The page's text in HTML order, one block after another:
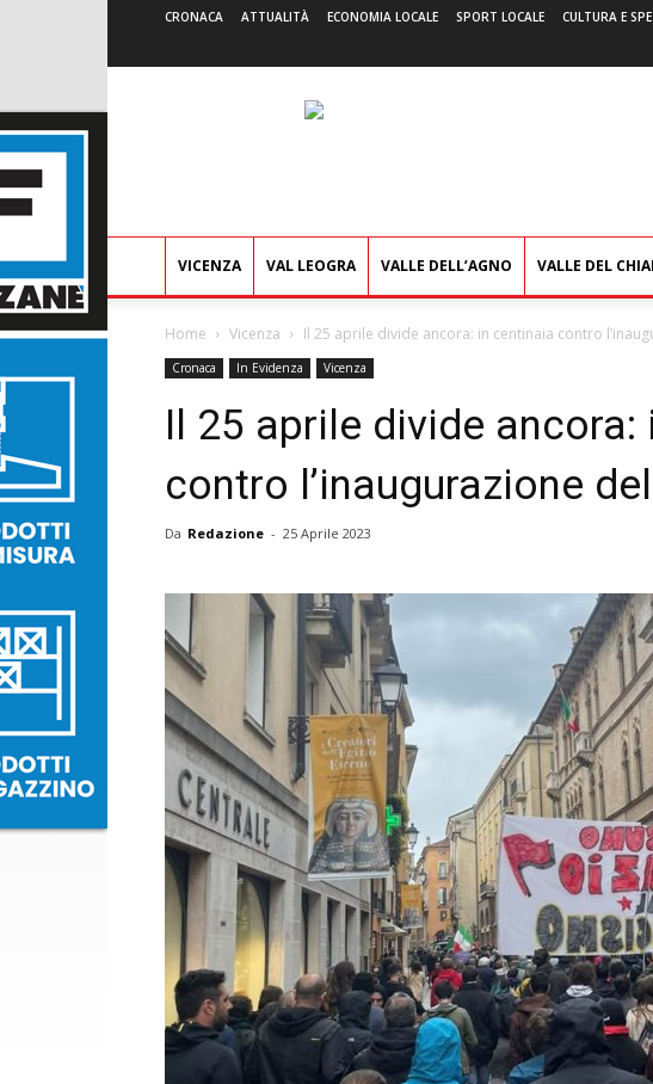
CRONACA ATTUALITÀ ECONOMIA LOCALE SPORT LOCALE CULTURA E
VICENZA VAL LEOGRA VALLE DELL’AGNO VALLE DEL
Home Vicenza Il 25 aprile divide ancora: in centinaia contro
Cronaca In Evidenza Vicenza
Il 25 aprile divide ancora:
contro l’inaugurazione
Da Redazione - 25 Aprile 2023